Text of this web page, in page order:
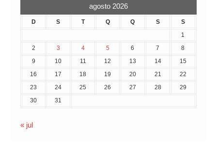
agosto 2026
D S T Q Q S
S
1
2
3 4 5 6 7
8
9
10 11 12 13 14
15
16
17 18 19 20 21
22
23
24 25 26 27 28
29
30
31
« jul